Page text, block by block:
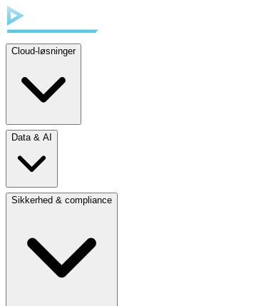
Cloud-løsninger
Data & AI
Sikkerhed & compliance